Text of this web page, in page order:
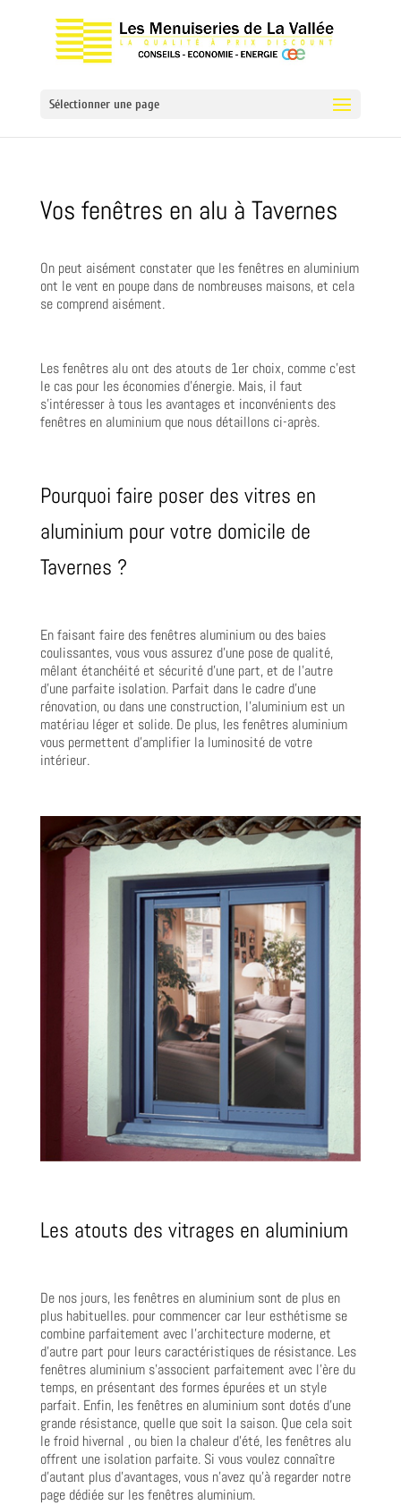
Sélectionner une page
Vos fenêtres en alu à Tavernes
On peut aisément constater que les fenêtres en aluminium
ont le vent en poupe dans de nombreuses maisons, et cela
se comprend aisément.
Les fenêtres alu ont des atouts de 1er choix, comme c’est
le cas pour les économies d’énergie. Mais, il faut
s’intéresser à tous les avantages et inconvénients des
fenêtres en aluminium que nous détaillons ci-après.
Pourquoi faire poser des vitres en
aluminium pour votre domicile de
Tavernes ?
En faisant faire des fenêtres aluminium ou des baies
coulissantes, vous vous assurez d’une pose de qualité,
mêlant étanchéité et sécurité d’une part, et de l’autre
d’une parfaite isolation. Parfait dans le cadre d’une
rénovation, ou dans une construction, l’aluminium est un
matériau léger et solide. De plus, les fenêtres aluminium
vous permettent d’amplifier la luminosité de votre
intérieur.
Les atouts des vitrages en aluminium
De nos jours, les fenêtres en aluminium sont de plus en
plus habituelles. pour commencer car leur esthétisme se
combine parfaitement avec l’architecture moderne, et
d’autre part pour leurs caractéristiques de résistance. Les
fenêtres aluminium s’associent parfaitement avec l’ère du
temps, en présentant des formes épurées et un style
parfait. Enfin, les fenêtres en aluminium sont dotés d’une
grande résistance, quelle que soit la saison. Que cela soit
le froid hivernal , ou bien la chaleur d’été, les fenêtres alu
offrent une isolation parfaite. Si vous voulez connaître
d’autant plus d’avantages, vous n’avez qu’à regarder notre
page dédiée sur les fenêtres aluminium.